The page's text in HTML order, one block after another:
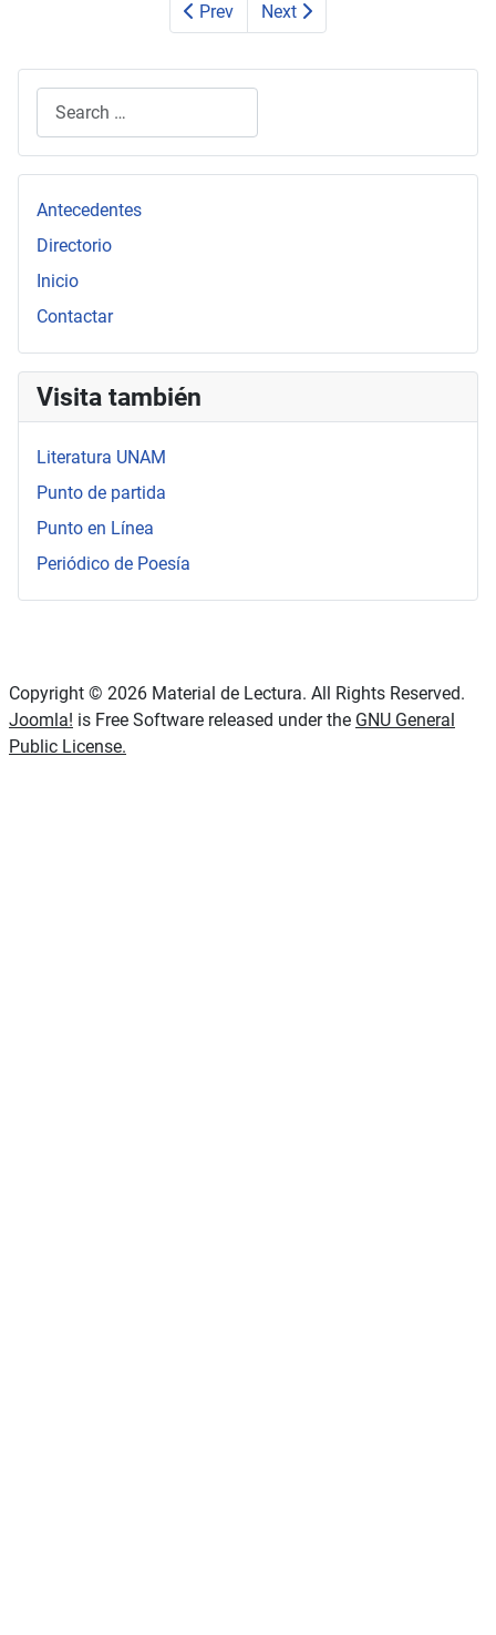
Prev Next
Antecedentes
Directorio
Inicio
Contactar
Visita también
Literatura UNAM
Punto de partida
Punto en Línea
Periódico de Poesía
Copyright © 2026 Material de Lectura. All Rights Reserved.
Joomla! is Free Software released under the GNU General
Public License.